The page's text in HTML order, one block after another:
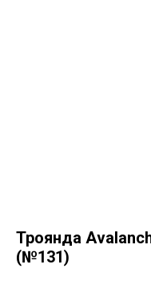
Троянда
(№131)